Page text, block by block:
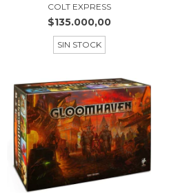
COLT EXPRESS
$135.000,00
SIN STOCK